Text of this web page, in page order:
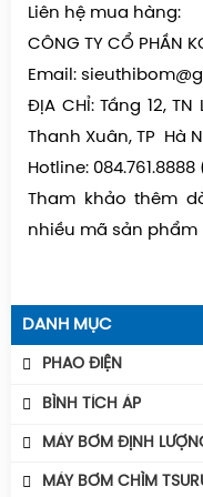
Liên hệ mua hàng:
CÔNG TY CỔ PHẦN
Email:
ĐỊA CHỈ: Tầng 12,
Thanh Xuân, TP Hà
Hotline:
Tham khảo thêm
nhiều mã sản
DANH MỤC
PHAO ĐIỆN
Phao Báo Mức
Phao Điện Tecno-
BÌNH TÍCH ÁP
Bình Tích Áp Aquafill
Bình Tích Áp VAREM
MÁY BƠM ĐỊNH
MÁY BƠM CHÌM